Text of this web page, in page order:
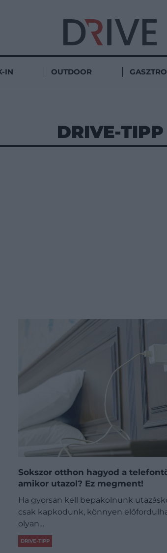
IN OUTDOOR GASZTRO
DRIVE-TIPP
Sokszor otthon hagyod a
amikor utazol? Ez megment!
Ha gyorsan kell bepakolnunk
csak kapkodunk, könnyen
olyan…
DRIVE-TIPP